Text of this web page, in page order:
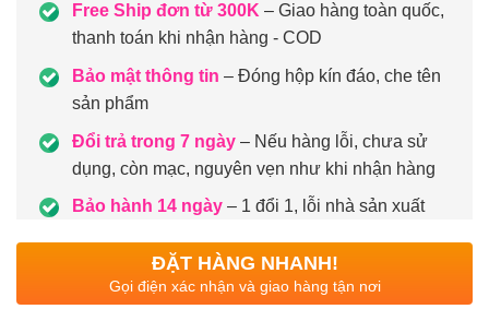
Free Ship đơn từ 300K – Giao hàng toàn quốc,
thanh toán khi nhận hàng - COD
Bảo mật thông tin – Đóng hộp kín đáo, che tên
sản phẩm
Đổi trả trong 7 ngày– Nếu hàng lỗi, chưa sử
dụng, còn mạc, nguyên vẹn như khi nhận hàng
Bảo hành 14 ngày– 1 đổi 1, lỗi nhà sản xuất
ĐẶT HÀNG NHANH!
Gọi điện xác nhận và giao hàng tận nơi